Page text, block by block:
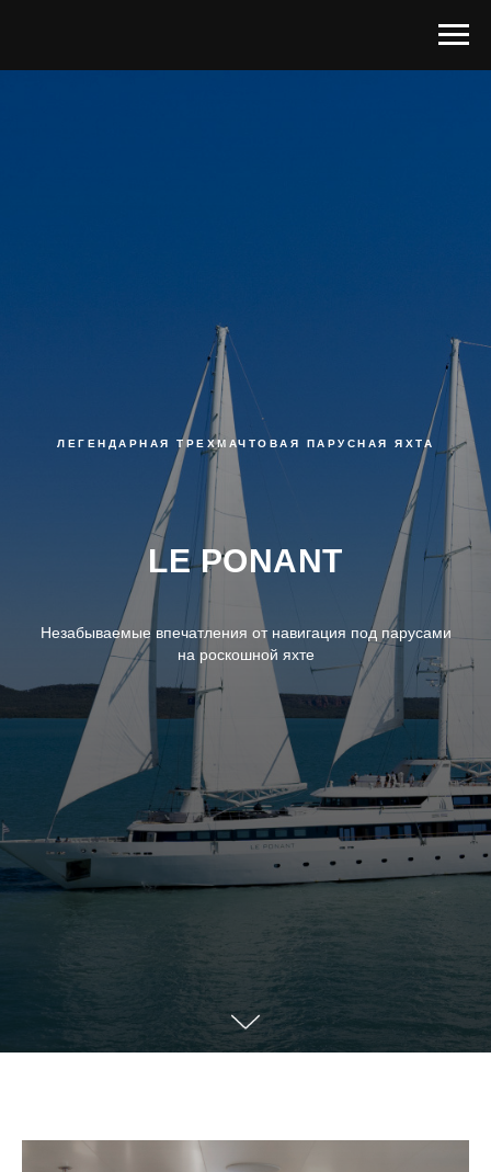
ЛЕГЕНДАРНАЯ ТРЕХМАЧТОВАЯ ПАРУСНАЯ ЯХТА
LE PONANT
Незабываемые впечатления от навигация под парусами
на роскошной яхте